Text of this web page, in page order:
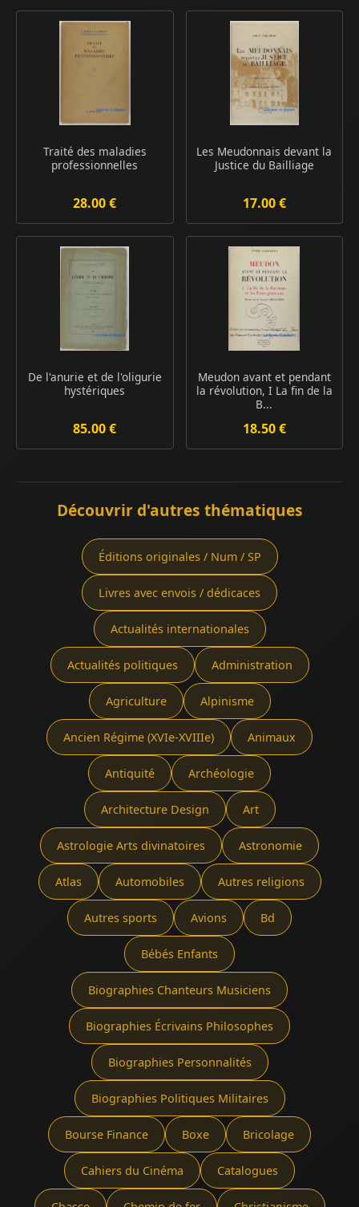
Traité des maladies
professionnelles
28.00 €
Les Meudonnais devant la
Justice du Bailliage
17.00 €
De l'anurie et de l'oligurie
hystériques
85.00 €
Meudon avant et pendant
la révolution, I La fin de la
B...
18.50 €
Découvrir d'autres thématiques
Éditions originales / Num / SP
Livres avec envois / dédicaces
Actualités internationales
Actualités politiques Administration
Agriculture Alpinisme
Ancien Régime (XVIe-XVIIIe) Animaux
Antiquité Archéologie
Architecture Design Art
Astrologie Arts divinatoires Astronomie
Atlas Automobiles Autres religions
Autres sports Avions Bd
Bébés Enfants
Biographies Chanteurs Musiciens
Biographies Écrivains Philosophes
Biographies Personnalités
Biographies Politiques Militaires
Bourse Finance Boxe Bricolage
Cahiers du Cinéma Catalogues